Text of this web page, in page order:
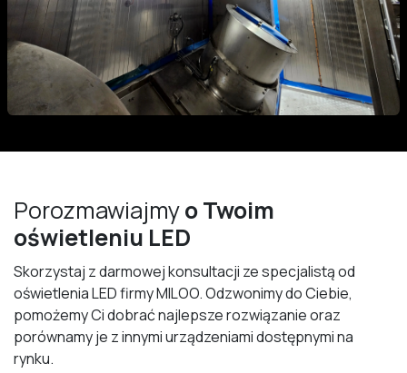
Porozmawiajmyo Twoim
oświetleniu LED
Skorzystaj z darmowej konsultacji ze specjalistą od
oświetlenia LED firmy MILOO. Odzwonimy do Ciebie,
pomożemy Ci dobrać najlepsze rozwiązanie oraz
porównamy je z innymi urządzeniami dostępnymi na
rynku.